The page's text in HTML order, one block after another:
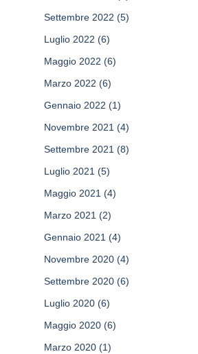
Settembre 2022 (5)
Luglio 2022 (6)
Maggio 2022 (6)
Marzo 2022 (6)
Gennaio 2022 (1)
Novembre 2021 (4)
Settembre 2021 (8)
Luglio 2021 (5)
Maggio 2021 (4)
Marzo 2021 (2)
Gennaio 2021 (4)
Novembre 2020 (4)
Settembre 2020 (6)
Luglio 2020 (6)
Maggio 2020 (6)
Marzo 2020 (1)